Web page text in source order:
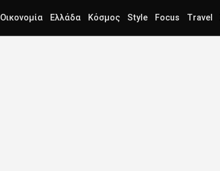
Οικονομία Ελλάδα Κόσμος Style Focus Travel